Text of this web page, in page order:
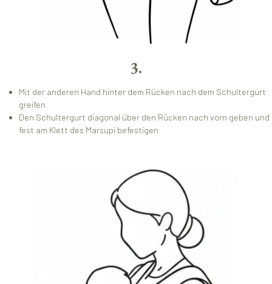
3.
Mit der anderen Hand hinter dem Rücken nach dem Schultergurt
greifen
Den Schultergurt diagonal über den Rücken nach vorn geben und
fest am Klett des Marsupi befestigen